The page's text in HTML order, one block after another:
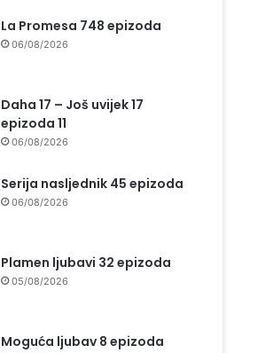
La Promesa 748 epizoda
06/08/2026
Daha 17 – Još uvijek 17
epizoda 11
06/08/2026
Serija nasljednik 45 epizoda
06/08/2026
Plamen ljubavi 32 epizoda
05/08/2026
Moguća ljubav 8 epizoda